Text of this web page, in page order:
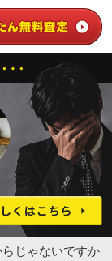
じゃないですか